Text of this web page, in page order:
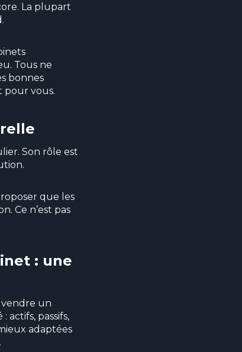
La plupart
Tous ne
bonnes
pour vous.
Son rôle est
que les
Ce n’est pas
: une
vendre un
actifs, passifs,
adaptées